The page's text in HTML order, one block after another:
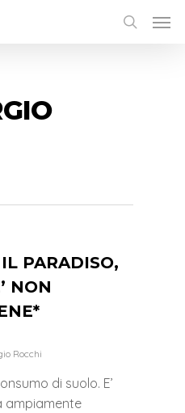
PARADISO,
NON
Rocchi
di suolo. E’
ampiamente